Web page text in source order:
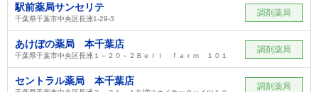
駅前薬局サンセリテ
千葉県千葉市中央区長洲1-29-3
調剤薬局
あけぼの薬局 本千葉店
千葉県千葉市中央区長洲１－２０－２Ｂｅｌｌ ｆａｒｍ １０１
調剤薬局
セントラル薬局 本千葉店 調剤薬局